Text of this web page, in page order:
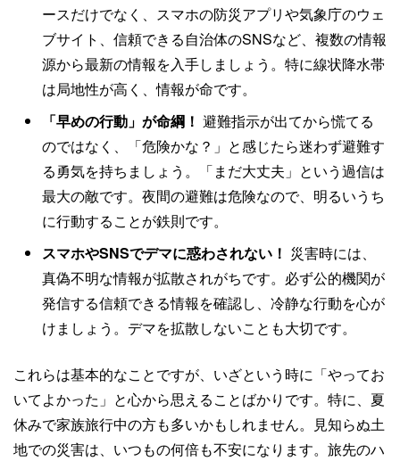
ースだけでなく、スマホの防災アプリや気象庁のウェ
ブサイト、信頼できる自治体のSNSなど、複数の情報
源から最新の情報を入手しましょう。特に線状降水帯
は局地性が高く、情報が命です。
「早めの行動」が命綱！ 避難指示が出てから慌てる
のではなく、「危険かな？」と感じたら迷わず避難す
る勇気を持ちましょう。「まだ大丈夫」という過信は
最大の敵です。夜間の避難は危険なので、明るいうち
に行動することが鉄則です。
スマホやSNSでデマに惑わされない！ 災害時には、
真偽不明な情報が拡散されがちです。必ず公的機関が
発信する信頼できる情報を確認し、冷静な行動を心が
けましょう。デマを拡散しないことも大切です。
これらは基本的なことですが、いざという時に「やってお
いてよかった」と心から思えることばかりです。特に、夏
休みで家族旅行中の方も多いかもしれません。見知らぬ土
地での災害は、いつもの何倍も不安になります。旅先のハ